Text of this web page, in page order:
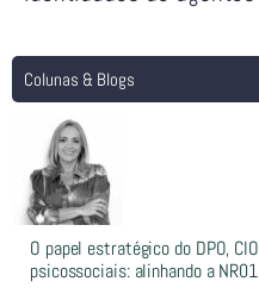
Colunas & Blogs
O papel estratégico do DPO,
psicossociais: alinhando a NR01